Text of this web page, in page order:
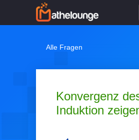
Alle Fragen
Konvergenz
Induktion